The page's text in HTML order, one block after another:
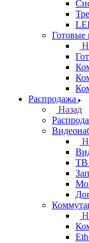
Готовые
Распродажа
Назад
ТВ